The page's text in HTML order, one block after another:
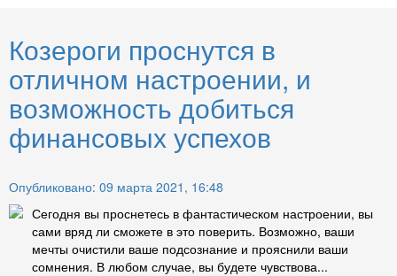
Козероги проснутся в
отличном настроении, и
возможность добиться
финансовых успехов
Опубликовано: 09 марта 2021, 16:48
Сегодня вы проснетесь в фантастическом настроении, вы
сами вряд ли сможете в это поверить. Возможно, ваши
мечты очистили ваше подсознание и прояснили ваши
сомнения. В любом случае, вы будете чувствова...